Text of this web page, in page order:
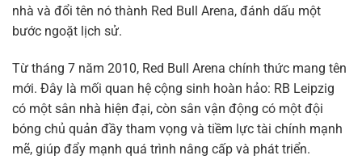
nhà và đổi tên nó thành Red Bull Arena, đánh dấu một
bước ngoặt lịch sử.
Từ tháng 7 năm 2010, Red Bull Arena chính thức mang tên
mới. Đây là mối quan hệ cộng sinh hoàn hảo: RB Leipzig
có một sân nhà hiện đại, còn sân vận động có một đội
bóng chủ quản đầy tham vọng và tiềm lực tài chính mạnh
mẽ, giúp đẩy mạnh quá trình nâng cấp và phát triển.